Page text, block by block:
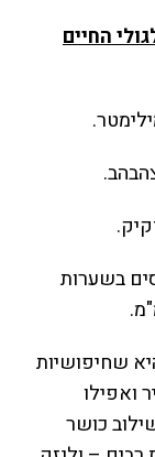
החיים
בשערות
שחיפושיות
ואפילו
כושר